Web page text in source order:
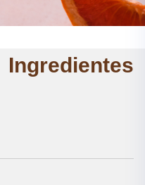
Ingredientes